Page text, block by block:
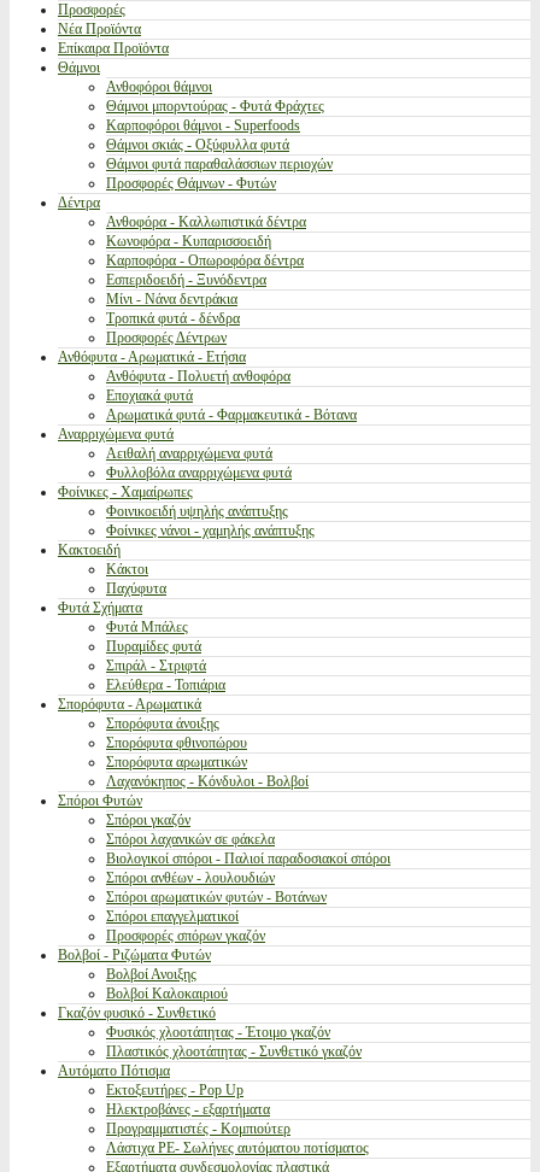
Προσφορές
Νέα Προϊόντα
Επίκαιρα Προϊόντα
Θάμνοι
Ανθοφόροι θάμνοι
Θάμνοι μπορντούρας - Φυτά Φράχτες
Καρποφόροι θάμνοι - Superfoods
Θάμνοι σκιάς - Οξύφυλλα φυτά
Θάμνοι φυτά παραθαλάσσιων περιοχών
Προσφορές Θάμνων - Φυτών
Δέντρα
Ανθοφόρα - Καλλωπιστικά δέντρα
Κωνοφόρα - Κυπαρισσοειδή
Καρποφόρα - Οπωροφόρα δέντρα
Εσπεριδοειδή - Ξυνόδεντρα
Μίνι - Νάνα δεντράκια
Τροπικά φυτά - δένδρα
Προσφορές Δέντρων
Ανθόφυτα - Αρωματικά - Ετήσια
Ανθόφυτα - Πολυετή ανθοφόρα
Εποχιακά φυτά
Αρωματικά φυτά - Φαρμακευτικά - Βότανα
Αναρριχώμενα φυτά
Αειθαλή αναρριχώμενα φυτά
Φυλλοβόλα αναρριχώμενα φυτά
Φοίνικες - Χαμαίρωπες
Φοινικοειδή υψηλής ανάπτυξης
Φοίνικες νάνοι - χαμηλής ανάπτυξης
Κακτοειδή
Κάκτοι
Παχύφυτα
Φυτά Σχήματα
Φυτά Μπάλες
Πυραμίδες φυτά
Σπιράλ - Στριφτά
Ελεύθερα - Τοπιάρια
Σπορόφυτα - Αρωματικά
Σπορόφυτα άνοιξης
Σπορόφυτα φθινοπώρου
Σπορόφυτα αρωματικών
Λαχανόκηπος - Κόνδυλοι - Βολβοί
Σπόροι Φυτών
Σπόροι γκαζόν
Σπόροι λαχανικών σε φάκελα
Βιολογικοί σπόροι - Παλιοί παραδοσιακοί σπόροι
Σπόροι ανθέων - λουλουδιών
Σπόροι αρωματικών φυτών - Βοτάνων
Σπόροι επαγγελματικοί
Προσφορές σπόρων γκαζόν
Βολβοί - Ριζώματα Φυτών
Βολβοί Ανοιξης
Βολβοί Καλοκαιριού
Γκαζόν φυσικό - Συνθετικό
Φυσικός χλοοτάπητας - Έτοιμο γκαζόν
Πλαστικός χλοοτάπητας - Συνθετικό γκαζόν
Αυτόματο Πότισμα
Εκτοξευτήρες - Pop Up
Ηλεκτροβάνες - εξαρτήματα
Προγραμματιστές - Κομπιούτερ
Λάστιχα PE- Σωλήνες αυτόματου ποτίσματος
Εξαρτήματα συνδεσμολογίας πλαστικά